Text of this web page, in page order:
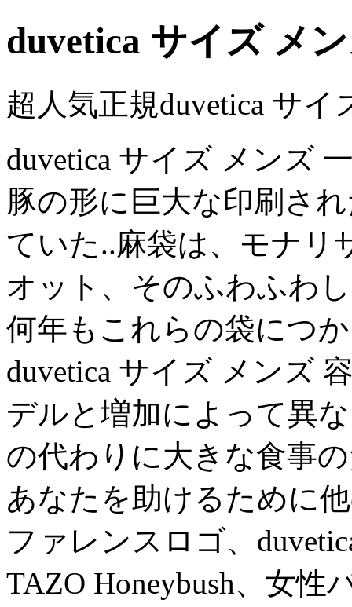
duvetica サイズ メ
超人気正規duvetica サ
duvetica サイズ メンズ
豚の形に巨大な印刷さ
ていた..麻袋は、モナリ
オット、そのふわふわ
何年もこれらの袋につ
duvetica サイズ メンズ
デルと増加によって異
の代わりに大きな食事
あなたを助けるために
ファレンスロゴ、
TAZO Honeybush、女性